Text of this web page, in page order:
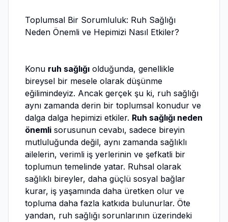
Toplumsal Bir Sorumluluk: Ruh Sağlığı
Neden Önemli ve Hepimizi Nasıl Etkiler?
Konu ruh sağlığı olduğunda, genellikle
bireysel bir mesele olarak düşünme
eğilimindeyiz. Ancak gerçek şu ki, ruh sağlığı
aynı zamanda derin bir toplumsal konudur ve
dalga dalga hepimizi etkiler. Ruh sağlığı neden
önemli sorusunun cevabı, sadece bireyin
mutluluğunda değil, aynı zamanda sağlıklı
ailelerin, verimli iş yerlerinin ve şefkatli bir
toplumun temelinde yatar. Ruhsal olarak
sağlıklı bireyler, daha güçlü sosyal bağlar
kurar, iş yaşamında daha üretken olur ve
topluma daha fazla katkıda bulunurlar. Öte
yandan, ruh sağlığı sorunlarının üzerindeki